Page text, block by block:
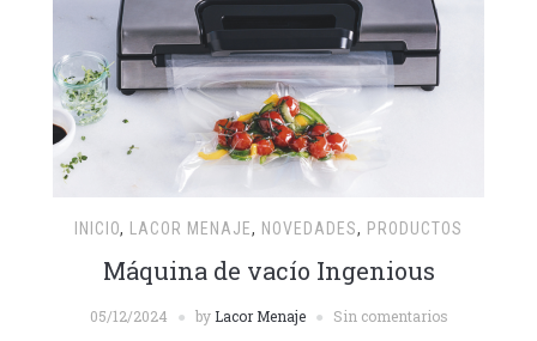
INICIO, LACOR MENAJE, NOVEDADES, PRODUCTOS
Máquina de vacío Ingenious
05/12/2024 by Lacor Menaje Sin comentarios